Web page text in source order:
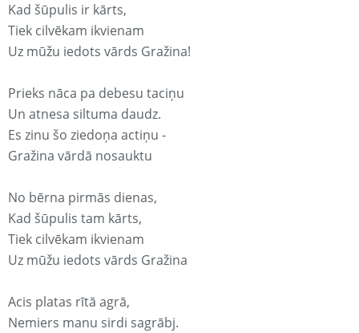
Kad šūpulis ir kārts,
Tiek cilvēkam ikvienam
Uz mūžu iedots vārds Gražina!
Prieks nāca pa debesu taciņu
Un atnesa siltuma daudz.
Es zinu šo ziedoņa actiņu -
Gražina vārdā nosauktu
No bērna pirmās dienas,
Kad šūpulis tam kārts,
Tiek cilvēkam ikvienam
Uz mūžu iedots vārds Gražina
Acis platas rītā agrā,
Nemiers manu sirdi sagrābj.